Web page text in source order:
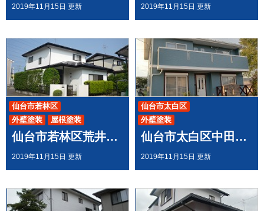
2019年11月15日 更新 2019年11月15日 更新
仙台市若林区荒井U様邸で 屋根外壁塗装工事させて頂きました
2019年11月15日 更新
外壁塗装 屋根塗装
仙台市若林区
仙台市太白区中田E様邸で 外壁塗装工事させて頂きました
2019年11月15日 更新
外壁塗装
仙台市太白区